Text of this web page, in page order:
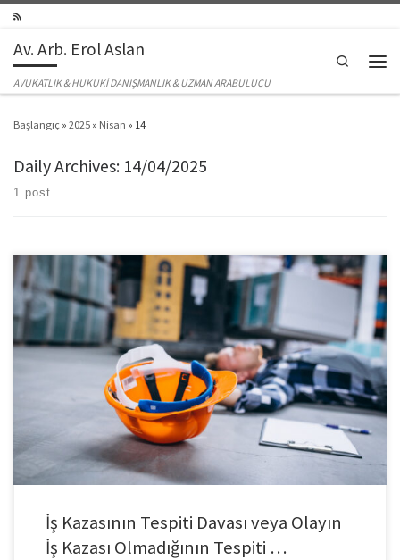
Av. Arb. Erol Aslan
AVUKATLIK & HUKUKİ DANIŞMANLIK & UZMAN ARABULUCU
Search
Başlangıç » 2025 » Nisan » 14
Daily Archives: 14/04/2025
1 post
İş Kazasının Tespiti Davası veya Olayın
İş Kazası Olmadığının Tespiti …